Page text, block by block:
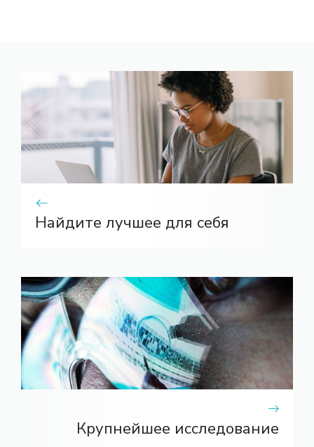
Найдите лучшее для себя
Крупнейшее исследование